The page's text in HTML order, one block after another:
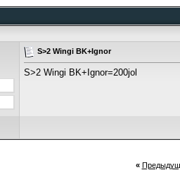
S>2 Wingi BK+Ignor
S>2 Wingi BK+Ignor=200jol
«